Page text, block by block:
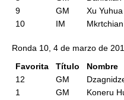
9
GM Xu Yuhua
10
IM
Ronda 10, 4 de marzo de
Favorita
Título Nombre
12
GM
1
GM Koneru